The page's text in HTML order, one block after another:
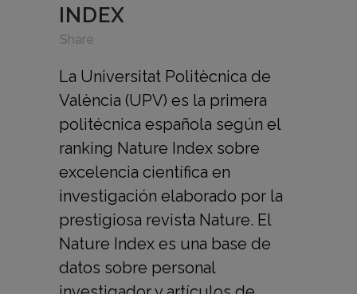
INDEX
Share
La Universitat Politècnica de
València (UPV) es la primera
politécnica española según el
ranking Nature Index sobre
excelencia científica en
investigación elaborado por la
prestigiosa revista Nature. El
Nature Index es una base de
datos sobre personal